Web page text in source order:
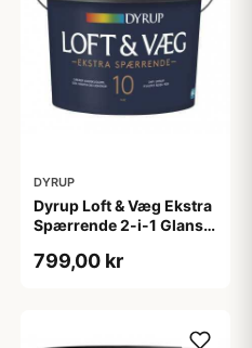
DYRUP
Dyrup Loft & Væg Ekstra
Spærrende 2-i-1 Glans
799,00 kr